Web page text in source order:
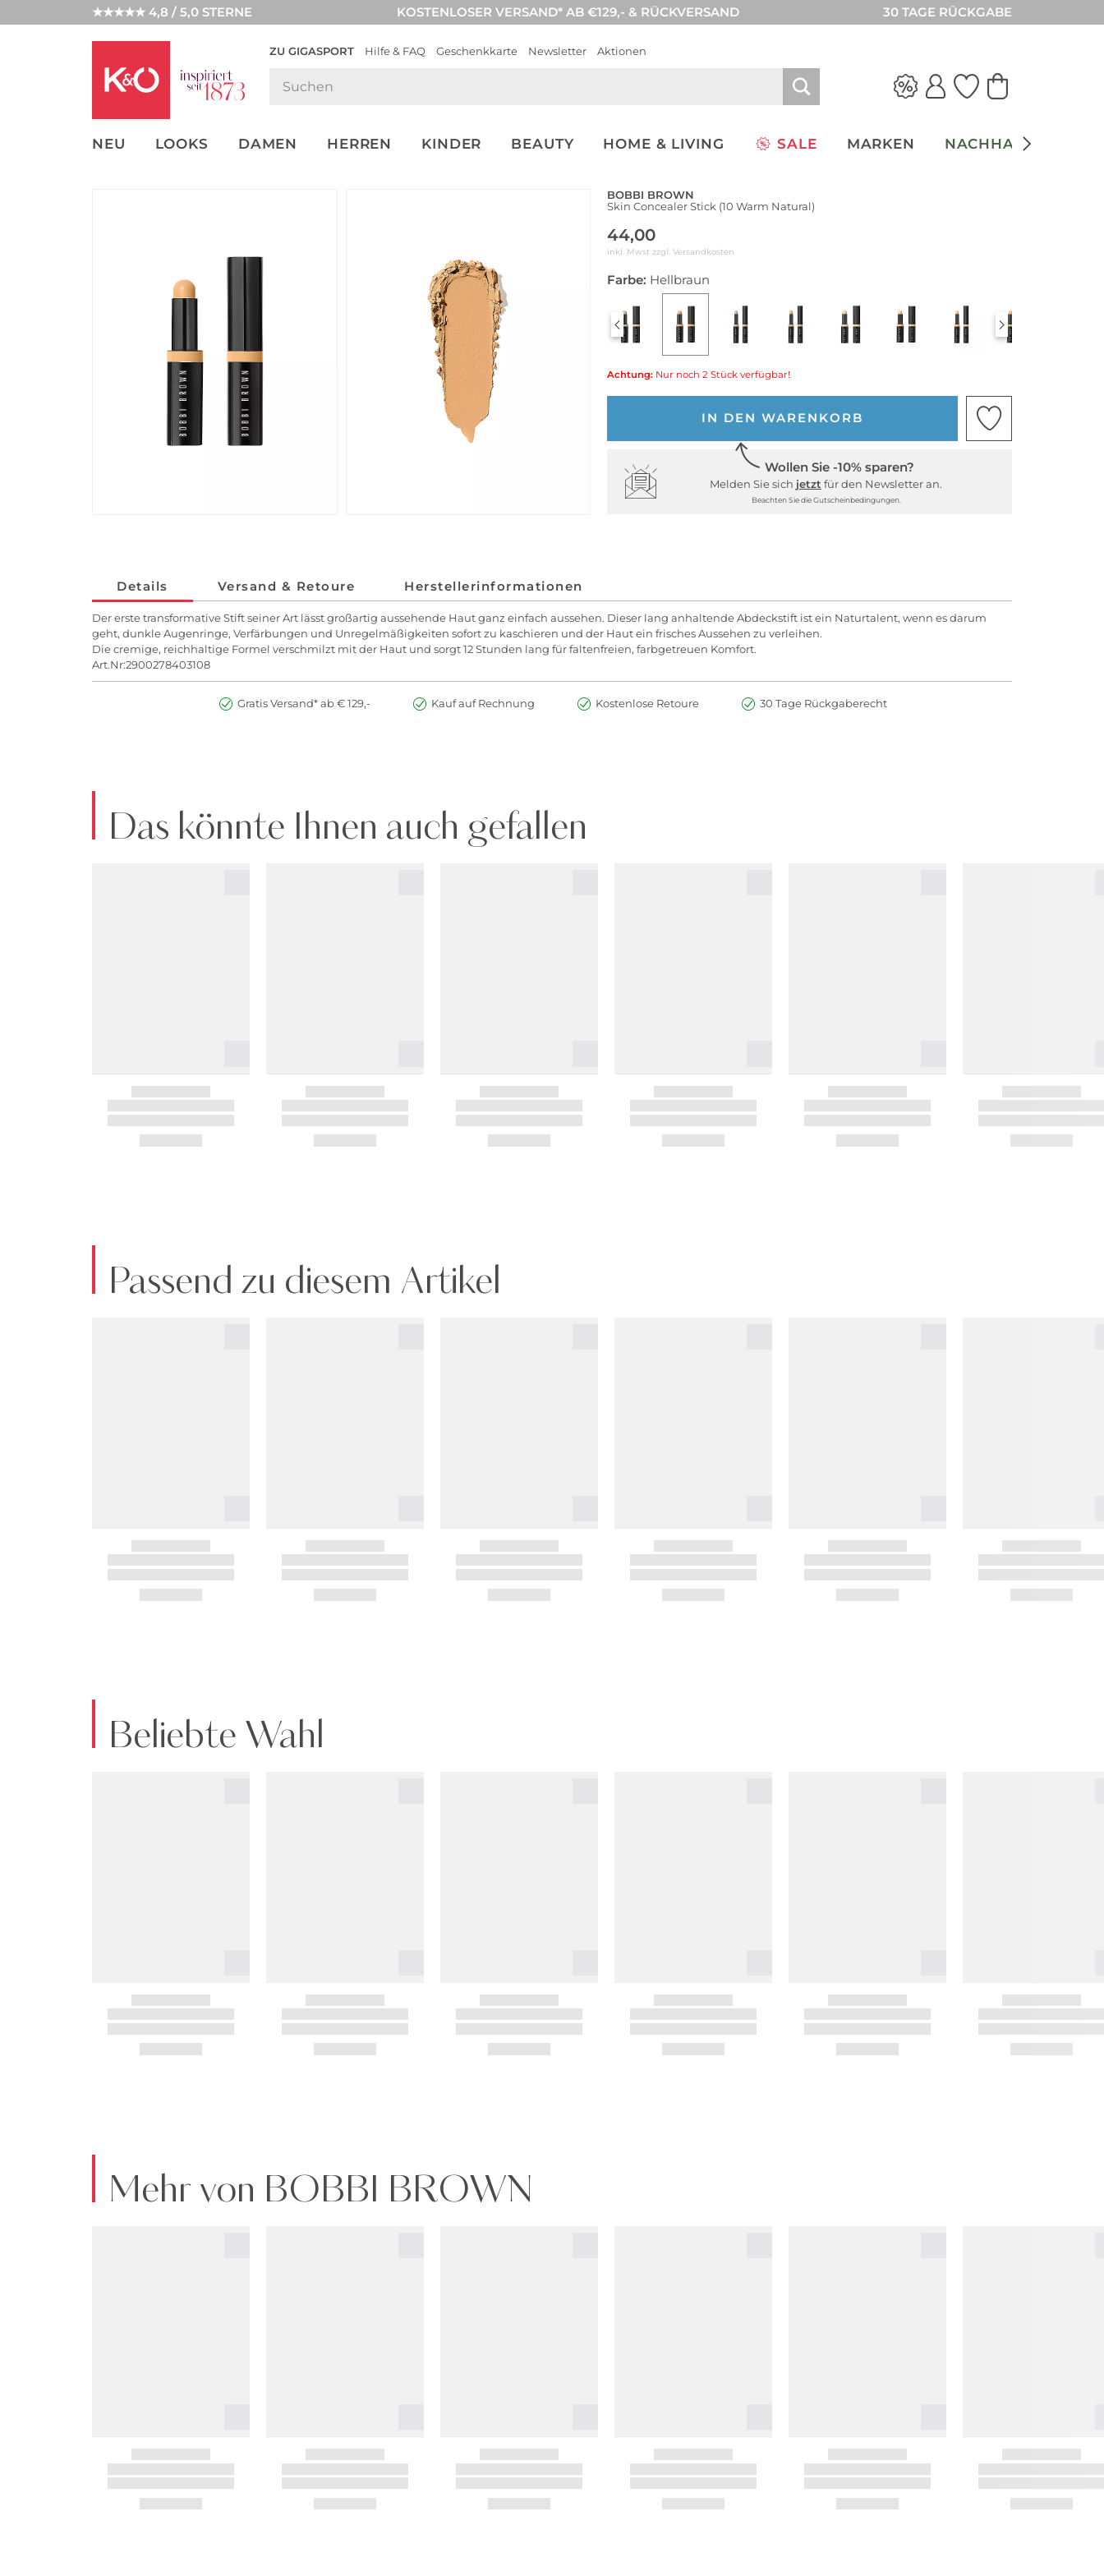
★★★★★ 4,8 / 5,0 STERNE KOSTENLOSER VERSAND* AB €129,- & RÜCKVERSAND 30 TAGE RÜCKGABE
ZU GIGASPORT Hilfe & FAQ Geschenkkarte Newsletter Aktionen
NEU LOOKS DAMEN HERREN KINDER BEAUTY HOME & LIVING SALE MARKEN NACHHALTIGKEIT
NEW IN
WEDDING
BOBBI BROWN
Skin Concealer Stick (10 Warm Natural)
44,00
inkl. Mwst zzgl. Versandkosten
Farbe: Hellbraun
Achtung: Nur noch 2 Stück verfügbar!
IN DEN WARENKORB
Wollen Sie -10% sparen?
Melden Sie sich jetzt für den Newsletter an.
Beachten Sie die Gutscheinbedingungen.
Details Versand & Retoure Herstellerinformationen
Der erste transformative Stift seiner Art lässt großartig aussehende Haut ganz einfach aussehen. Dieser lang anhaltende Abdeckstift ist ein Naturtalent, wenn es darum
geht, dunkle Augenringe, Verfärbungen und Unregelmäßigkeiten sofort zu kaschieren und der Haut ein frisches Aussehen zu verleihen.
Die cremige, reichhaltige Formel verschmilzt mit der Haut und sorgt 12 Stunden lang für faltenfreien, farbgetreuen Komfort.
Art.Nr:2900278403108
Gratis Versand* ab € 129,- Kauf auf Rechnung Kostenlose Retoure 30 Tage Rückgaberecht
Das könnte Ihnen auch gefallen
Passend zu diesem Artikel
Beliebte Wahl
Mehr von BOBBI BROWN